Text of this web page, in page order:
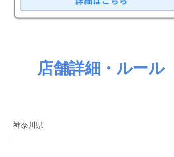
店舗詳細・ルール
神奈川県